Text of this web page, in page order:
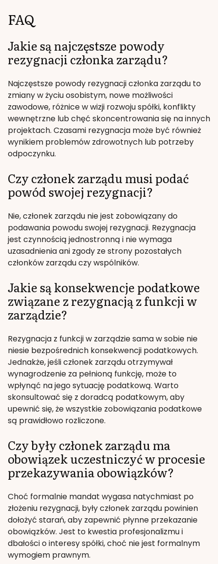
FAQ
Jakie są najczęstsze powody
rezygnacji członka zarządu?
Najczęstsze powody rezygnacji członka zarządu to
zmiany w życiu osobistym, nowe możliwości
zawodowe, różnice w wizji rozwoju spółki, konflikty
wewnętrzne lub chęć skoncentrowania się na innych
projektach. Czasami rezygnacja może być również
wynikiem problemów zdrowotnych lub potrzeby
odpoczynku.
Czy członek zarządu musi podać
powód swojej rezygnacji?
Nie, członek zarządu nie jest zobowiązany do
podawania powodu swojej rezygnacji. Rezygnacja
jest czynnością jednostronną i nie wymaga
uzasadnienia ani zgody ze strony pozostałych
członków zarządu czy wspólników.
Jakie są konsekwencje podatkowe
związane z rezygnacją z funkcji w
zarządzie?
Rezygnacja z funkcji w zarządzie sama w sobie nie
niesie bezpośrednich konsekwencji podatkowych.
Jednakże, jeśli członek zarządu otrzymywał
wynagrodzenie za pełnioną funkcję, może to
wpłynąć na jego sytuację podatkową. Warto
skonsultować się z doradcą podatkowym, aby
upewnić się, że wszystkie zobowiązania podatkowe
są prawidłowo rozliczone.
Czy były członek zarządu ma
obowiązek uczestniczyć w procesie
przekazywania obowiązków?
Choć formalnie mandat wygasa natychmiast po
złożeniu rezygnacji, były członek zarządu powinien
dołożyć starań, aby zapewnić płynne przekazanie
obowiązków. Jest to kwestia profesjonalizmu i
dbałości o interesy spółki, choć nie jest formalnym
wymogiem prawnym.